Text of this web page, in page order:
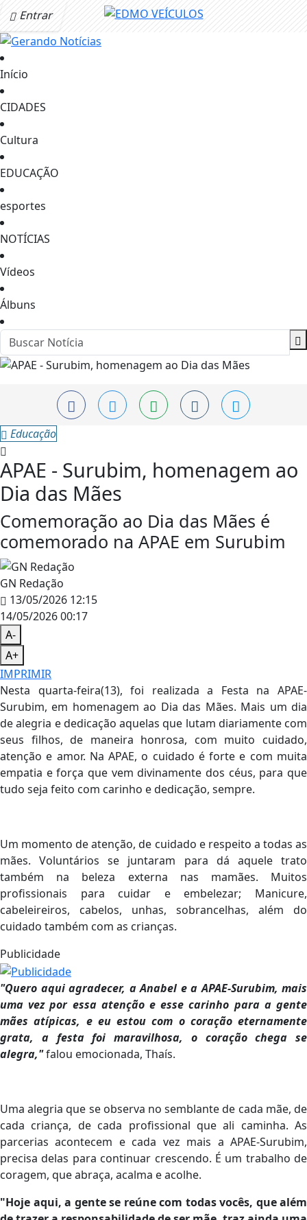
Entrar
Início
CIDADES
Cultura
EDUCAÇÃO
esportes
NOTÍCIAS
Vídeos
Álbuns
Educação
APAE - Surubim, homenagem ao
Dia das Mães
Comemoração ao Dia das Mães é
comemorado na APAE em Surubim
GN Redação
13/05/2026 12:15
14/05/2026 00:17
A-
A+
IMPRIMIR
Nesta quarta-feira(13), foi realizada a Festa na APAE-
Surubim, em homenagem ao Dia das Mães. Mais um dia
de alegria e dedicação aquelas que lutam diariamente com
seus filhos, de maneira honrosa, com muito cuidado,
atenção e amor. Na APAE, o cuidado é forte e com muita
empatia e força que vem divinamente dos céus, para que
tudo seja feito com carinho e dedicação, sempre.
Um momento de atenção, de cuidado e respeito a todas as
mães. Voluntários se juntaram para dá aquele trato
também na beleza externa nas mamães. Muitos
profissionais para cuidar e embelezar; Manicure,
cabeleireiros, cabelos, unhas, sobrancelhas, além do
cuidado também com as crianças.
Publicidade
"Quero aqui agradecer, a Anabel e a APAE-Surubim, mais
uma vez por essa atenção e esse carinho para a gente
mães atípicas, e eu estou com o coração eternamente
grata, a festa foi maravilhosa, o coração chega se
alegra,"falou emocionada, Thaís.
Uma alegria que se observa no semblante de cada mãe, de
cada criança, de cada profissional que ali caminha. As
parcerias acontecem e cada vez mais a APAE-Surubim,
precisa delas para continuar crescendo. É um trabalho de
coragem, que abraça, acalma e acolhe.
"Hoje aqui, a gente se reúne com todas vocês, que além